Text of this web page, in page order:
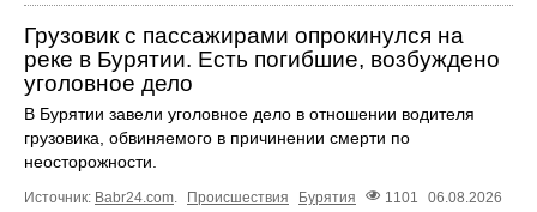
Грузовик с пассажирами опрокинулся на
реке в Бурятии. Есть погибшие, возбуждено
уголовное дело
В Бурятии завели уголовное дело в отношении водителя
грузовика, обвиняемого в причинении смерти по
неосторожности.
Источник: Babr24.com Происшествия Бурятия 1101 06.08.2026